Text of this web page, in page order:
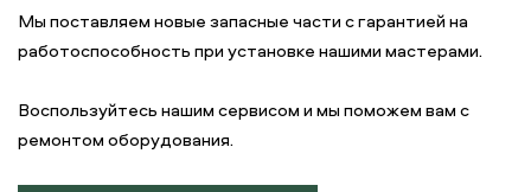
Мы поставляем новые запасные части с гарантией на
работоспособность при установке нашими мастерами.
Воспользуйтесь нашим сервисом и мы поможем вам с
ремонтом оборудования.